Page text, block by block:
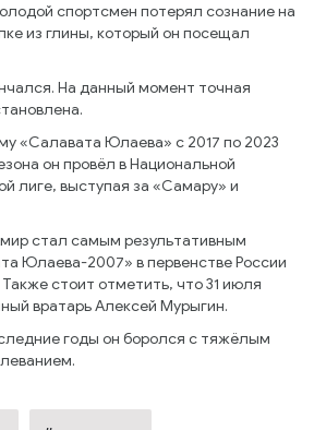
спортсмен потерял сознание на
из глины, который он посещал
На данный момент точная
«Салавата Юлаева» с 2017 по 2023
он провёл в Национальной
лиге, выступая за «Самару» и
стал самым результативным
Юлаева-2007» в первенстве России
стоит отметить, что 31 июля
вратарь Алексей Мурыгин.
годы он боролся с тяжёлым